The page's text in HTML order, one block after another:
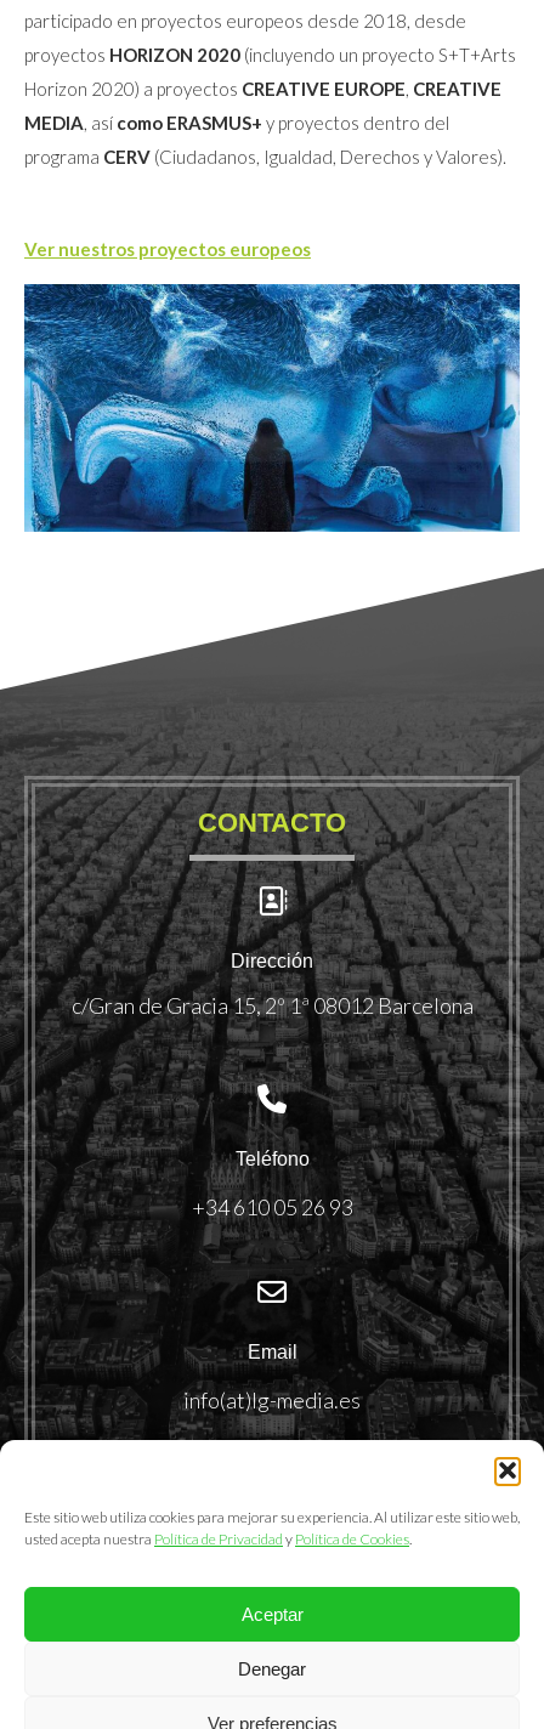
Este sitio web utiliza cookies para mejorar su experiencia. Al utilizar este sitio web,
usted acepta nuestra Política de Privacidad y Política de Cookies.
Aceptar
Denegar
Ver preferencias
participado en proyectos europeos desde 2018, desde
proyectos HORIZON 2020 (incluyendo un proyecto S+T+Arts
Horizon 2020) a proyectos CREATIVE EUROPE, CREATIVE
MEDIA, así como ERASMUS+ y proyectos dentro del
programa CERV (Ciudadanos, Igualdad, Derechos y Valores).
Ver nuestros proyectos europeos
CONTACTO
Dirección
c/Gran de Gracia 15, 2º 1ª 08012 Barcelona
Teléfono
+34 610 05 26 93
Email
info(at)lg-media.es
@2025. LemonGrass Communications S.L.